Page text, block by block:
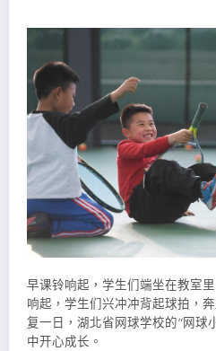
早课铃响起，学生们端坐在教室
响起，学生们兴冲冲背起球拍，
复一日，湖北省网球学校的“网球
中开心成长。